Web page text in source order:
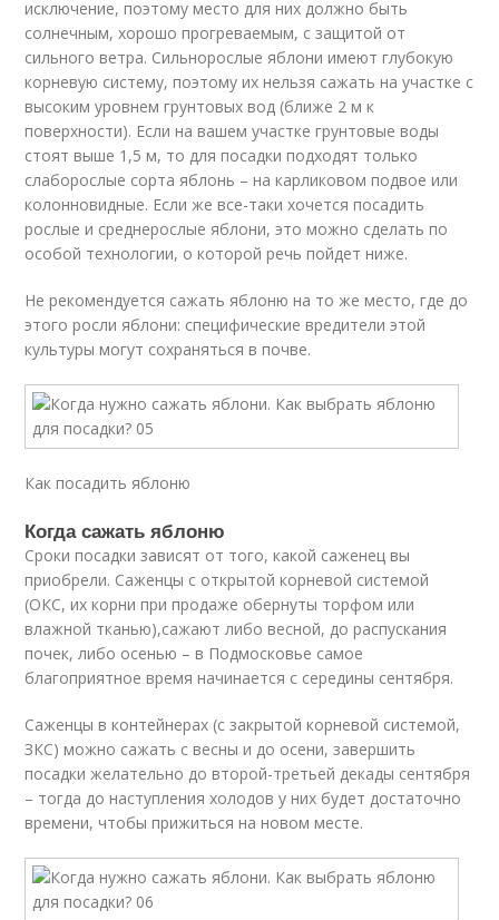
исключение, поэтому место для них должно быть
солнечным, хорошо прогреваемым, с защитой от
сильного ветра. Сильнорослые яблони имеют глубокую
корневую систему, поэтому их нельзя сажать на участке с
высоким уровнем грунтовых вод (ближе 2 м к
поверхности). Если на вашем участке грунтовые воды
стоят выше 1,5 м, то для посадки подходят только
слаборослые сорта яблонь – на карликовом подвое или
колонновидные. Если же все-таки хочется посадить
рослые и среднерослые яблони, это можно сделать по
особой технологии, о которой речь пойдет ниже.
Не рекомендуется сажать яблоню на то же место, где до
этого росли яблони: специфические вредители этой
культуры могут сохраняться в почве.
Как посадить яблоню
Когда сажать яблоню
Сроки посадки зависят от того, какой саженец вы
приобрели. Саженцы с открытой корневой системой
(ОКС, их корни при продаже обернуты торфом или
влажной тканью),сажают либо весной, до распускания
почек, либо осенью – в Подмосковье самое
благоприятное время начинается с середины сентября.
Саженцы в контейнерах (с закрытой корневой системой,
ЗКС) можно сажать с весны и до осени, завершить
посадки желательно до второй-третьей декады сентября
– тогда до наступления холодов у них будет достаточно
времени, чтобы прижиться на новом месте.